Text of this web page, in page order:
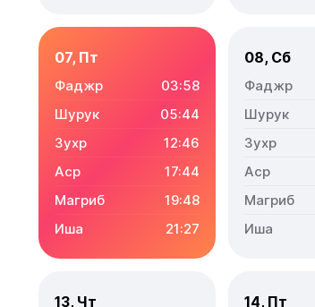
07, Пт
03:58
05:44
12:46
17:44
19:48
21:27
08, Сб
13, Чт 14, Пт